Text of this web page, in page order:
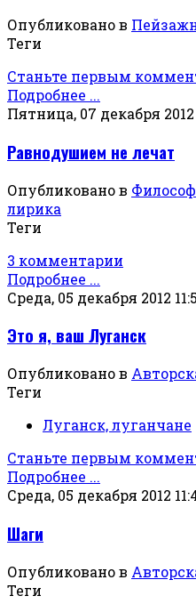
Опубликовано в
Теги
Станьте первым
Подробнее ...
Пятница, 07 декабря 2012
Равнодушием не лечат
Опубликовано в
лирика
Теги
3 комментарии
Подробнее ...
Среда, 05 декабря 2012
Это я, ваш Луганск
Опубликовано в
Теги
Луганск, луганчане
Станьте первым
Подробнее ...
Среда, 05 декабря 2012
Шаги
Опубликовано в
Теги